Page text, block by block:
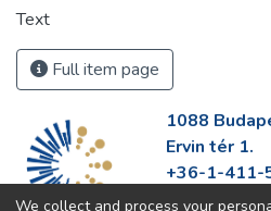
Text
Full item page
1088
Ervin tér 1.
+36-1-411-
We collect and process your